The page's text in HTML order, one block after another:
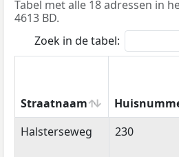
Tabel met alle 18 adressen in
4613 BD.
Zoek in de tabel:
Straatnaam
Straatnaam
Halsterseweg 230